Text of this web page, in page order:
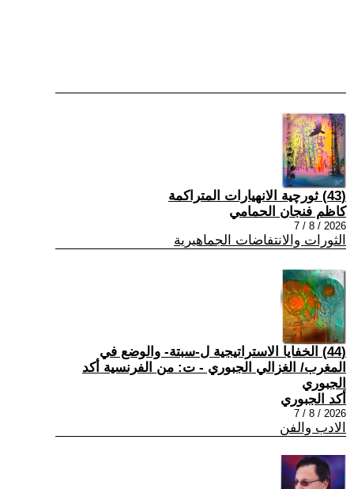
(43) ثورچية الانهيارات المتراكمة
كاظم فنجان الحمامي
2026 / 8 / 7
الثورات والانتفاضات الجماهيرية
(44) الخفايا الاستراتيجية ل-سبتة- والوضع في
المغرب/ الغزالي الجبوري - ت: من الفرنسية أكد
الجبوري
أكد الجبوري
2026 / 8 / 7
الادب والفن